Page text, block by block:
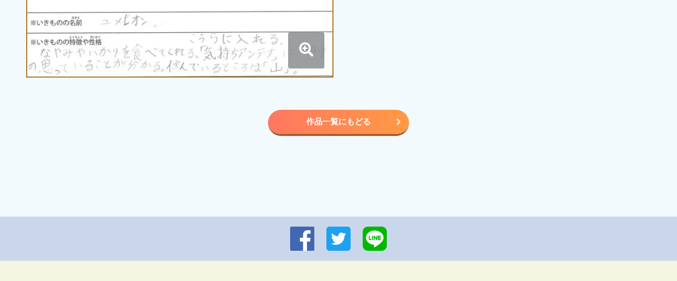
作品一覧にもどる